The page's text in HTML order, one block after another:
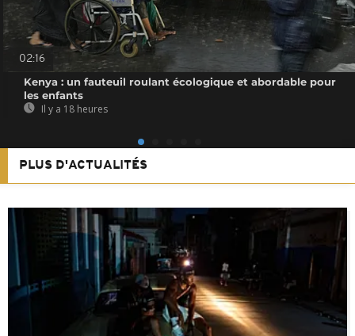
02:16
Kenya : un fauteuil roulant écologique et abordable pour
les enfants
Il y a 18 heures
PLUS D'ACTUALITÉS